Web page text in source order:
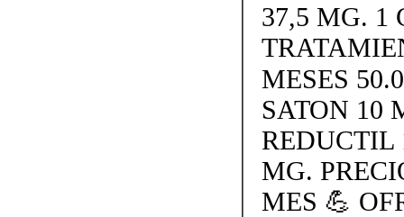
37,5 MG. 1
MESES
SATON 10
REDUCTIL
MG.
MES 💪